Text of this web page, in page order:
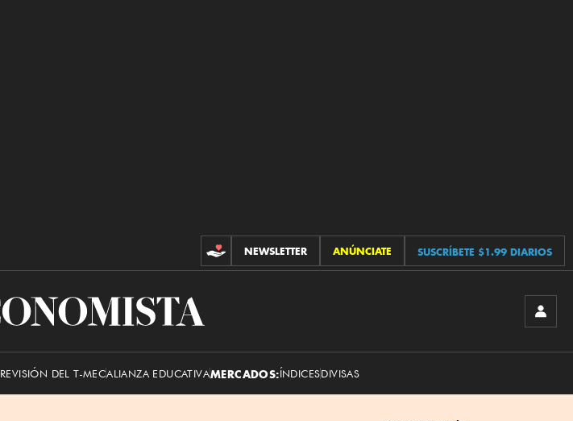
CONTRIBUCIONES
NEWSLETTER ANÚNCIATE SUSCRÍBETE $1.99 DIARIOS
El
REVISIÓN DEL T-MECALIANZA EDUCATIVAMERCADOS:ÍNDICESDIVISAS